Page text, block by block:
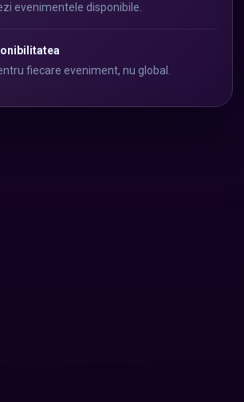
evenimentele disponibile.
fiecare eveniment, nu global.